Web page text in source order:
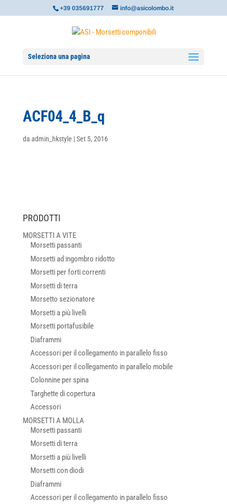
+39 035691777 info@asicolombo.it
Seleziona una pagina
ACF04_4_B_q
da admin_hkstyle |Set 5, 2016
PRODOTTI
MORSETTI A VITE
Morsetti passanti
Morsetti ad ingombro ridotto
Morsetti per forti correnti
Morsetti di terra
Morsetto sezionatore
Morsetti a più livelli
Morsetti portafusibile
Diaframmi
Accessori per il collegamento in parallelo fisso
Accessori per il collegamento in parallelo mobile
Colonnine per spina
Targhette di copertura
Accessori
MORSETTI A MOLLA
Morsetti passanti
Morsetti di terra
Morsetti a più livelli
Morsetti con diodi
Diaframmi
Accessori per il collegamento in parallelo fisso